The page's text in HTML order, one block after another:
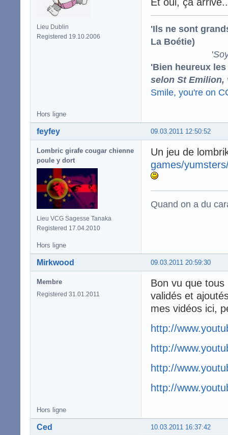
Lieu Dublin
Registered 19.10.2006
Et oui, ça
'Ils ne sont
La Boétie)
'
'Bien heureux
selon St Emilion,
Smile, you're on
Hors ligne
09.03.2011 12:50:52
feyfey
Lombric girafe cougar chienne
poule y dort
Lieu VCG Sagesse Tanaka
Registered 17.04.2010
Un jeu de
games/
Quand on a du
Hors ligne
09.03.2011 20:59:30
Mirkwood
Membre
Registered 31.01.2011
Bon vu que
validés et
mes vidéos ici,
http://
http://
http://
http://
Hors ligne
10.03.2011 16:37:42
Ced